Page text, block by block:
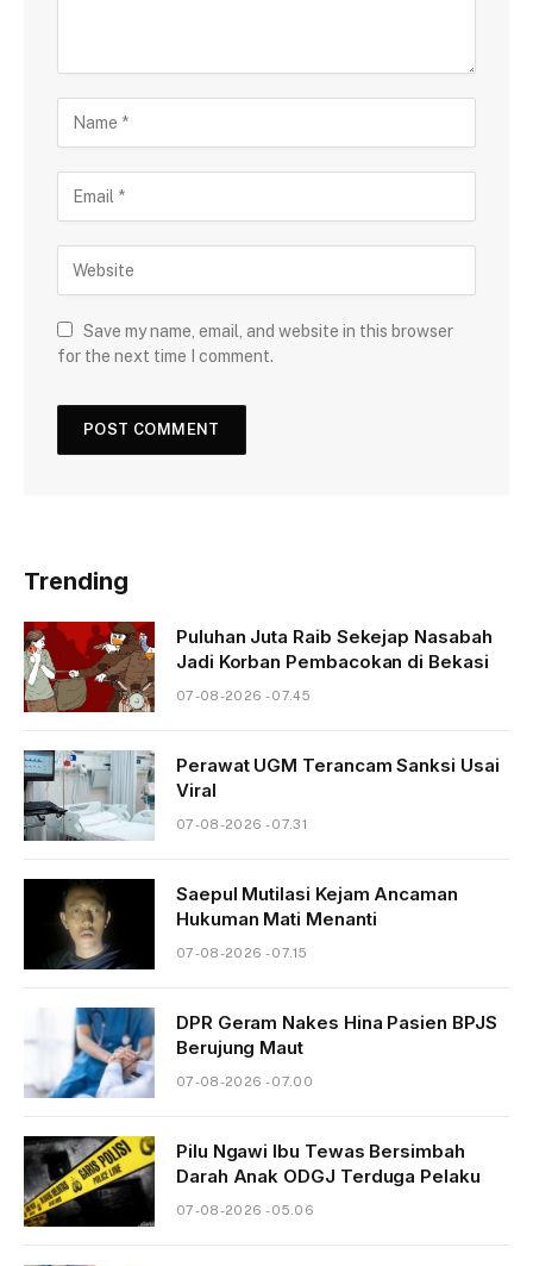
Save my name, email, and website in this browser
for the next time I comment.
Trending
Puluhan Juta Raib Sekejap Nasabah
Jadi Korban Pembacokan di Bekasi
07-08-2026 - 07.45
Perawat UGM Terancam Sanksi Usai
Viral
07-08-2026 - 07.31
Saepul Mutilasi Kejam Ancaman
Hukuman Mati Menanti
07-08-2026 - 07.15
DPR Geram Nakes Hina Pasien BPJS
Berujung Maut
07-08-2026 - 07.00
Pilu Ngawi Ibu Tewas Bersimbah
Darah Anak ODGJ Terduga Pelaku
07-08-2026 - 05.06